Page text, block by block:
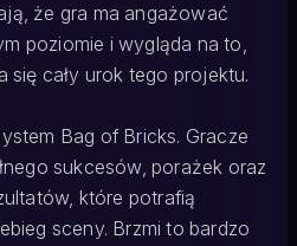
że gra ma angażować
poziomie i wygląda na to,
się cały urok tego projektu.
Bag of Bricks. Gracze
sukcesów, porażek oraz
które potrafią
sceny. Brzmi to bardzo